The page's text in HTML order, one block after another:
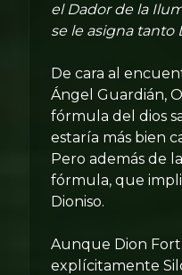
el Dador de la
se le asigna tanto
De cara al
Ángel Guardián,
fórmula del dios
estaría más bien
Pero además de
fórmula, que
Dioniso.
Aunque Dion
explícitamente